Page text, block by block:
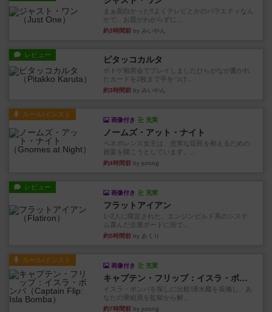
レビュー ピタッコカルタ
ボドゲ相席会でプレイしましたひらがなが書かれ
約3時間前 by みいやん
ルール/インスト
祝宴を開こうとしています。...
約4時間前 by jurong
レビュー
ム選んだ企業ボードに街で...
約5時間前 by あくり
なたの乗組員を監獄から解...
約7時間前by jurong
ルール/インスト